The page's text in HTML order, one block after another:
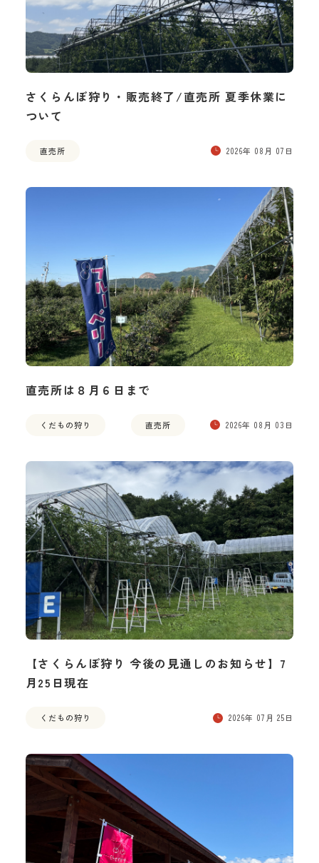
さくらんぼ狩り・販売終了/直売所 夏季休業に
ついて
直売所 2026年 08月 07日
直売所は８月６日まで
くだもの狩り 直売所 2026年 08月 03日
【さくらんぼ狩り 今後の見通しのお知らせ】7
月25日現在
くだもの狩り 2026年 07月 25日